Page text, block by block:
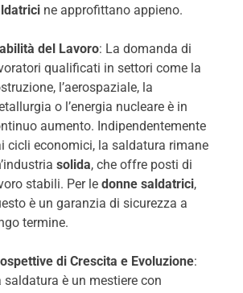
ne approfittano appieno.
del Lavoro: La domanda di
qualificati in settori come la
l’aerospaziale, la
o l’energia nucleare è in
aumento. Indipendentemente
cicli economici, la saldatura rimane
solida, che offre posti di
stabili. Per ledonne saldatrici,
è un garanzia di sicurezza a
termine.
di Crescita e Evoluzione:
saldatura è un mestiere con